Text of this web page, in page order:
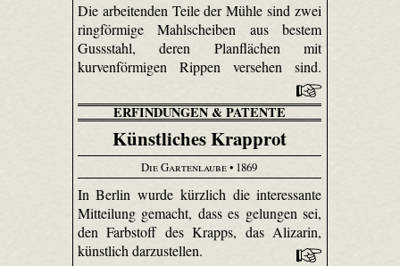
Die arbeitenden Teile der Mühle sind zwei
ringförmige Mahl­scheiben aus bestem
Gussstahl, deren Plan­flächen mit
kurvenförmigen Rippen versehen sind.
ERFINDUNGEN & PATENTE
Künstliches Krapprot
Die Gartenlaube• 1869
In Berlin wurde kürzlich die interessante
Mitteilung gemacht, dass es gelungen sei,
den Farbstoff des Krapps, das Alizarin,
künstlich darzustellen.